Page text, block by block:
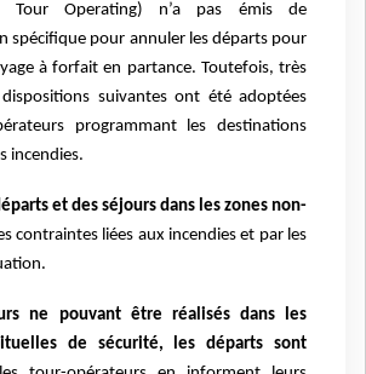
Tour Operating) n’a pas émis de
spécifique pour annuler les départs pour
à forfait en partance. Toutefois, très
suivantes ont été adoptées
programmant les destinations
incendies.
et des séjours dans les zones non-
contraintes liées aux incendies et par les
ne pouvant être réalisés dans les
de sécurité, lesdéparts sont